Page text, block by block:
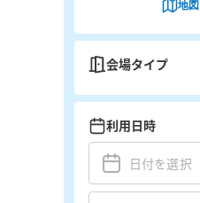
地
会場タイプ
利用日時